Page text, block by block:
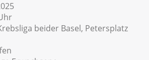
beider Basel, Petersplatz